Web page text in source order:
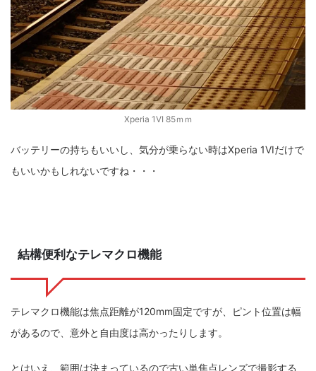
Xperia 1VI 85ｍｍ
バッテリーの持ちもいいし、気分が乗らない時はXperia 1VIだけで
もいいかもしれないですね・・・
結構便利なテレマクロ機能
テレマクロ機能は焦点距離が120mm固定ですが、ピント位置は幅
があるので、意外と自由度は高かったりします。
とはいえ、範囲は決まっているので古い単焦点レンズで撮影する